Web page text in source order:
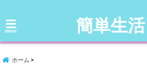
menu 簡単生活
ホーム